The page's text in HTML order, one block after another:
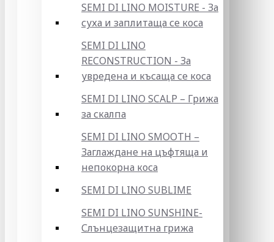
SEMI DI LINO MOISTURE - За
суха и заплитаща се коса
SEMI DI LINO
RECONSTRUCTION - За
увредена и късаща се коса
SEMI DI LINO SCALP – Грижа
за скалпа
SEMI DI LINO SMOOTH –
Заглаждане на цъфтяща и
непокорна коса
SEMI DI LINO SUBLIME
SEMI DI LINO SUNSHINE-
Слънцезащитна грижа